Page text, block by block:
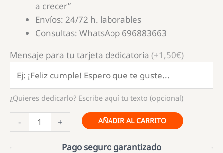
a crecer”
Envíos: 24/72 h. laborables
Consultas: WhatsApp 696883663
Mensaje para tu tarjeta dedicatoria (+1,50€)
¿Quieres dedicarlo? Escribe aquí tu texto (opcional)
-
Inox
Gracias
+ AÑADIR AL CARRITO
Pago seguro garantizado